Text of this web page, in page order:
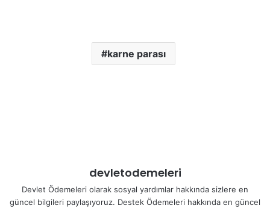
karne parası
devletodemeleri
Devlet Ödemeleri olarak sosyal yardımlar hakkında sizlere en
güncel bilgileri paylaşıyoruz. Destek Ödemeleri hakkında en güncel